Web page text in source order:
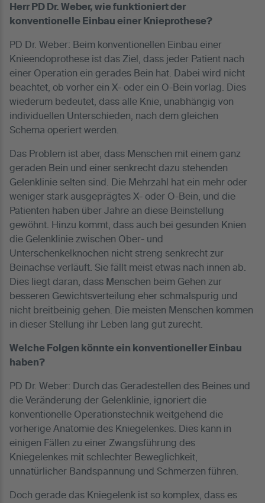
Herr PD Dr. Weber, wie funktioniert der
konventionelle Einbau einer Knieprothese?
PD Dr. Weber: Beim konventionellen Einbau einer
Knieendoprothese ist das Ziel, dass jeder Patient nach
einer Operation ein gerades Bein hat. Dabei wird nicht
beachtet, ob vorher ein X- oder ein O-Bein vorlag. Dies
wiederum bedeutet, dass alle Knie, unabhängig von
individuellen Unterschieden, nach dem gleichen
Schema operiert werden.
Das Problem ist aber, dass Menschen mit einem ganz
geraden Bein und einer senkrecht dazu stehenden
Gelenklinie selten sind. Die Mehrzahl hat ein mehr oder
weniger stark ausgeprägtes X- oder O-Bein, und die
Patienten haben über Jahre an diese Beinstellung
gewöhnt. Hinzu kommt, dass auch bei gesunden Knien
die Gelenklinie zwischen Ober- und
Unterschenkelknochen nicht streng senkrecht zur
Beinachse verläuft. Sie fällt meist etwas nach innen ab.
Dies liegt daran, dass Menschen beim Gehen zur
besseren Gewichtsverteilung eher schmalspurig und
nicht breitbeinig gehen. Die meisten Menschen kommen
in dieser Stellung ihr Leben lang gut zurecht.
Welche Folgen könnte ein konventioneller Einbau
haben?
PD Dr. Weber: Durch das Geradestellen des Beines und
die Veränderung der Gelenklinie, ignoriert die
konventionelle Operationstechnik weitgehend die
vorherige Anatomie des Kniegelenkes. Dies kann in
einigen Fällen zu einer Zwangsführung des
Kniegelenkes mit schlechter Beweglichkeit,
unnatürlicher Bandspannung und Schmerzen führen.
Doch gerade das Kniegelenk ist so komplex, dass es